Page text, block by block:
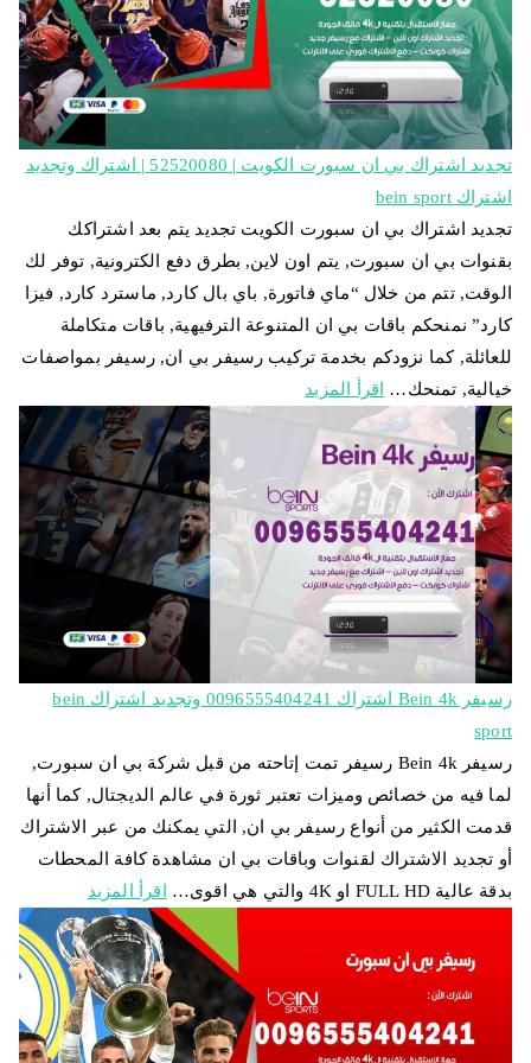
تجديد اشتراك بي ان سبورت الكويت | 52520080 | اشتراك وتجديد
اشتراك bein sport
تجديد اشتراك بي ان سبورت الكويت تجديد يتم بعد اشتراكك
بقنوات بي ان سبورت, يتم اون لاين, بطرق دفع الكترونية, توفر لك
الوقت, تتم من خلال “ماي فاتورة, باي بال كارد, ماسترد كارد, فيزا
كارد” نمنحكم باقات بي ان المتنوعة الترفيهية, باقات متكاملة
للعائلة, كما نزودكم بخدمة تركيب رسيفر بي ان, رسيفر بمواصفات
خيالية, تمنحك…
اقرأ المزيد
رسيفر Bein 4k اشتراك 0096555404241 وتجديد اشتراك bein
sport
رسيفر Bein 4k رسيفر تمت إتاحته من قبل شركة بي ان سبورت,
لما فيه من خصائص وميزات تعتبر ثورة في عالم الديجتال, كما أنها
قدمت الكثير من أنواع رسيفر بي ان, التي يمكنك من عبر الاشتراك
أو تجديد الاشتراك لقنوات وباقات بي ان مشاهدة كافة المحطات
بدقة عالية FULL HD او 4K والتي هي اقوى…
اقرأ المزيد